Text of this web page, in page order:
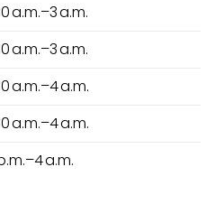
a.m.–3 a.m.
a.m.–3 a.m.
a.m.–4 a.m.
a.m.–4 a.m.
a.m.